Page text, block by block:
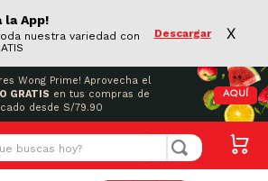
la App!
nuestra variedad con
Descargar X
Wong Prime! Aprovecha el
GRATIS en tus compras de
desde S/79.90
AQUÍ
hoy?